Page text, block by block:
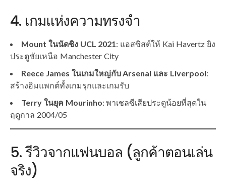
4. เกมแห่งความทรงจำ
Mount ในนัดชิง UCL 2021: แอสซิสต์ให้ Kai Havertz ยิง
ประตูชัยเหนือ Manchester City
Reece James ในเกมใหญ่กับ Arsenal และ Liverpool:
สร้างอิมแพกต์ทั้งเกมรุกและเกมรับ
Terry ในยุค Mourinho: พาเชลซีเสียประตูน้อยที่สุดใน
ฤดูกาล 2004/05
5. รีวิวจากแฟนบอล (ลูกค้าตอนเล่น
จริง)